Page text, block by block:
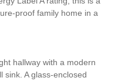
proof family home in a
hallway with a modern
sink. A glass-enclosed